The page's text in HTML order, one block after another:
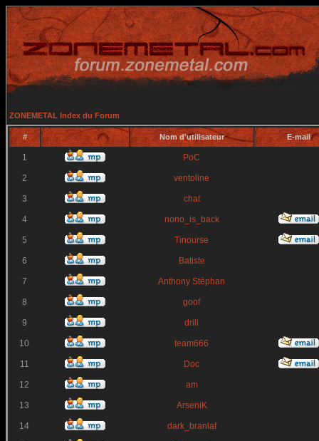
ZONEMETAL Index du Forum
# Nom d'utilisateur E-mail
1 PoC
2 ventoline
3 chat
4 nono_is_back
5 Tinourse
6 Batiste
7 Anthony Stéphan
8 goof
9 drili
10 team666
11 Doc
12 am
13 ArseniK
14 dark_branlaf